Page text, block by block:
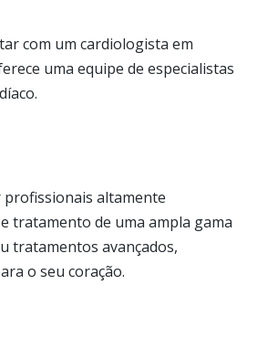
com um cardiologista em
uma equipe de especialistas
profissionais altamente
tratamento de uma ampla gama
tratamentos avançados,
o seu coração.